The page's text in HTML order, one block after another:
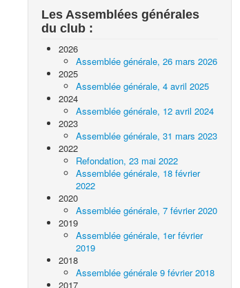
Les Assemblées générales
du club :
2026
Assemblée générale, 26 mars 2026
2025
Assemblée générale, 4 avril 2025
2024
Assemblée générale, 12 avril 2024
2023
Assemblée générale, 31 mars 2023
2022
Refondation, 23 mai 2022
Assemblée générale, 18 février
2022
2020
Assemblée générale, 7 février 2020
2019
Assemblée générale, 1er février
2019
2018
Assemblée générale 9 février 2018
2017